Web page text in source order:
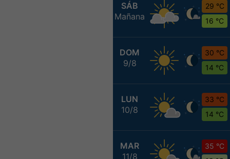
SÁB
Mañana
29 °C
16 °C
DOM
9/8
30 °C
14 °C
LUN
10/8
33 °C
14 °C
MAR
11/8
35 °C